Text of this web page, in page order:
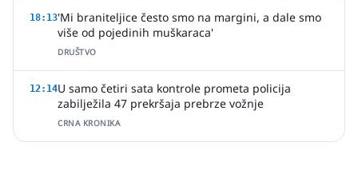
18:13'Mi braniteljice često smo na margini, a dale smo
više od pojedinih muškaraca'
DRUŠTVO
12:14U samo četiri sata kontrole prometa policija
zabilježila 47 prekršaja prebrze vožnje
CRNA KRONIKA